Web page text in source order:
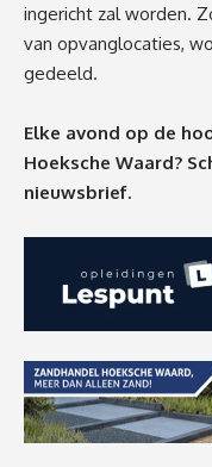
ingericht zal worden.
van opvanglocaties,
gedeeld.
Elke avond op de
Hoeksche Waard?
nieuwsbrief.